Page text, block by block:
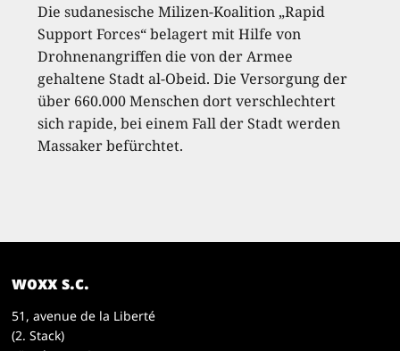
Die sudanesische Milizen-Koalition „Rapid
Support Forces“ belagert mit Hilfe von
Drohnenangriffen die von der Armee
gehaltene Stadt al-Obeid. Die Versorgung der
über 660.000 Menschen dort verschlechtert
sich rapide, bei einem Fall der Stadt werden
Massaker befürchtet.
woxx s.c.
51, avenue de la Liberté
(2. Stack)